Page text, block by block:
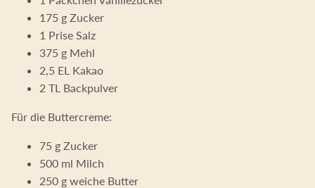
175 g Zucker
1 Prise Salz
375 g Mehl
2,5 EL Kakao
2 TL Backpulver
Für die Buttercreme:
75 g Zucker
500 ml Milch
250 g weiche Butter